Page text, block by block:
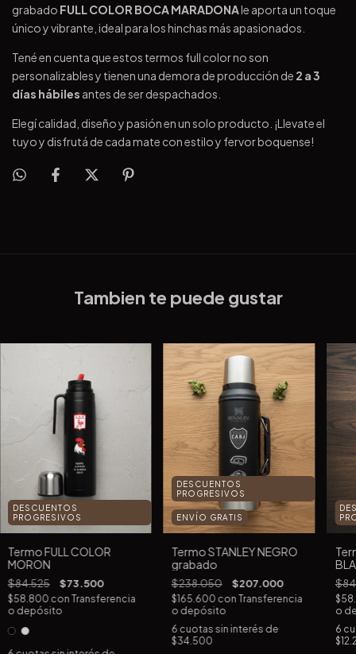
grabado FULL COLOR BOCA MARADONAle aporta un toque
único y vibrante, ideal para los hinchas más apasionados.
Tené en cuenta que estos termos full color no son
personalizables y tienen una demora de producción de 2 a 3
días hábiles antes de ser despachados.
Elegí calidad, diseño y pasión en un solo producto. ¡Llevate el
tuyo y disfrutá de cada mate con estilo y fervor boquense!
Tambien te puede gustar
DESCUENTOS
PROGRESIVOS
Termo FULL COLOR
MORON
$84.525 $73.500
$58.800 conTransferencia
o depósito
DESCUENTOS
PROGRESIVOS
ENVÍO GRATIS
Termo STANLEY NEGRO
grabado
$238.050 $207.000
$165.600 conTransferencia
o depósito
6 cuotas sin interés de
$34.500
o
6